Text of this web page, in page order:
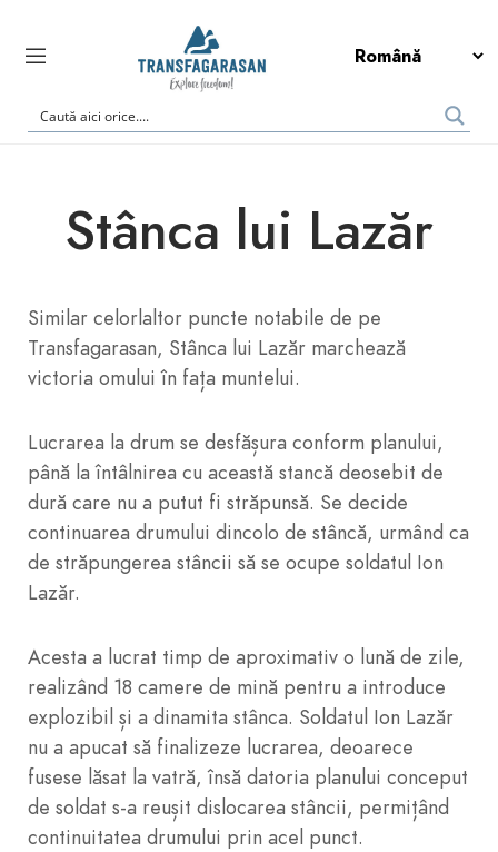
Stânca lui Lazăr
Similar celorlaltor puncte notabile de pe
Transfagarasan, Stânca lui Lazăr marchează
victoria omului în fața muntelui.
Lucrarea la drum se desfășura conform planului,
până la întâlnirea cu această stancă deosebit de
dură care nu a putut fi străpunsă. Se decide
continuarea drumului dincolo de stâncă, urmând ca
de străpungerea stâncii să se ocupe soldatul Ion
Lazăr.
Acesta a lucrat timp de aproximativ o lună de zile,
realizând 18 camere de mină pentru a introduce
explozibil și a dinamita stânca. Soldatul Ion Lazăr
nu a apucat să finalizeze lucrarea, deoarece
fusese lăsat la vatră, însă datoria planului conceput
de soldat s-a reușit dislocarea stâncii, permițând
continuitatea drumului prin acel punct.